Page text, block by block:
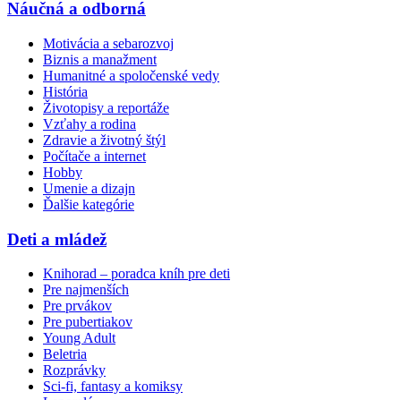
Náučná a odborná
Motivácia a sebarozvoj
Biznis a manažment
Humanitné a spoločenské vedy
História
Životopisy a reportáže
Vzťahy a rodina
Zdravie a životný štýl
Počítače a internet
Hobby
Umenie a dizajn
Ďalšie kategórie
Deti a mládež
Knihorad – poradca kníh pre deti
Pre najmenších
Pre prvákov
Pre pubertiakov
Young Adult
Beletria
Rozprávky
Sci-fi, fantasy a komiksy